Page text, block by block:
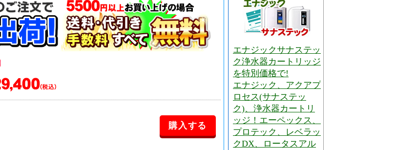
エナジックサナステッ
ク浄水器カートリッジ
を特別価格で!
エナジック、アクアプ
ロセス(サナステッ
ク)、浄水器カートリ
ッジ！エーペックス、
プロテック、レベラッ
クDX、ロータスアル